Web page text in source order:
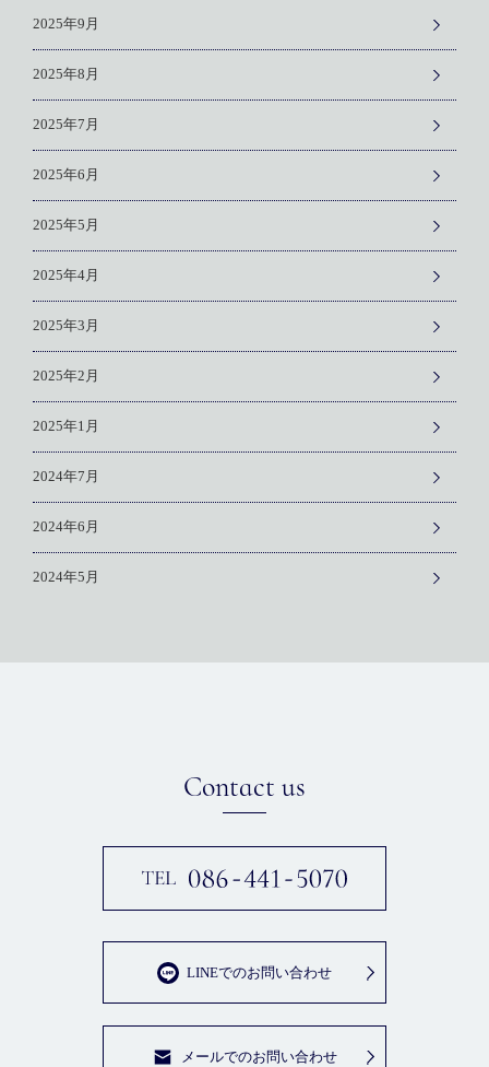
2025年9月
2025年8月
2025年7月
2025年6月
2025年5月
2025年4月
2025年3月
2025年2月
2025年1月
2024年7月
2024年6月
2024年5月
Contact us
LINEでのお問い合わせ
メールでのお問い合わせ